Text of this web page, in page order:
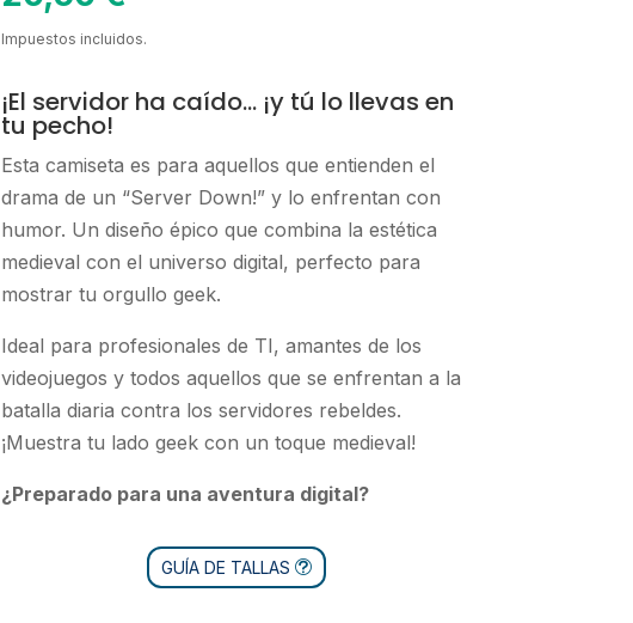
Impuestos incluidos.
¡El servidor ha caído… ¡y tú lo llevas en
tu pecho!
Esta camiseta es para aquellos que entienden el
drama de un “Server Down!” y lo enfrentan con
humor. Un diseño épico que combina la estética
medieval con el universo digital, perfecto para
mostrar tu orgullo geek.
Ideal para profesionales de TI, amantes de los
videojuegos y todos aquellos que se enfrentan a la
batalla diaria contra los servidores rebeldes.
¡Muestra tu lado geek con un toque medieval!
¿Preparado para una aventura digital?
GUÍA DE TALLAS